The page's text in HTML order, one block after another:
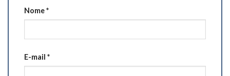
Nome*
E-mail *